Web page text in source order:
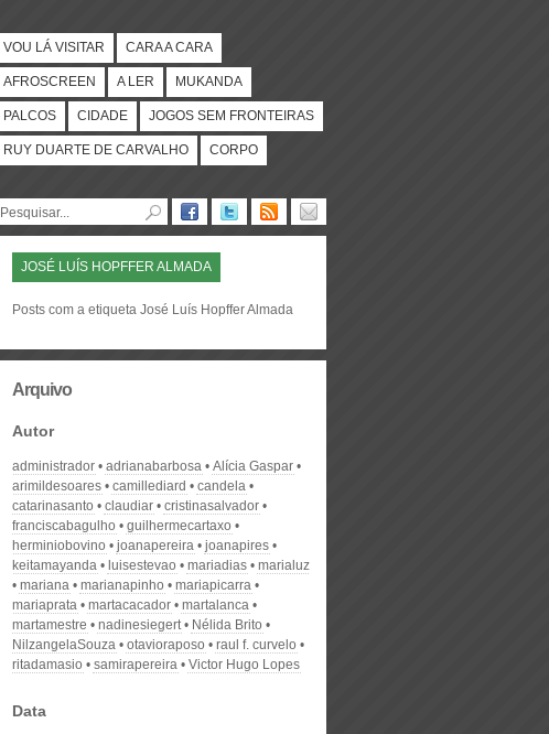
VOU LÁ VISITAR CARA A CARA
AFROSCREEN A LER MUKANDA
PALCOS CIDADE JOGOS SEM FRONTEIRAS
RUY DUARTE DE CARVALHO CORPO
JOSÉ LUÍS HOPFFER ALMADA
Posts com a etiqueta José Luís Hopffer Almada
Arquivo
Autor
administrador adrianabarbosa
Alícia Gaspar
arimildesoares
camillediard
candela
catarinasanto
claudiar
cristinasalvador
franciscabagulho
guilhermecartaxo
herminiobovino
joanapereira
joanapires
keitamayanda
luisestevao mariadias
marialuz
mariana
marianapinho
mariapicarra
mariaprata
martacacador
martalanca
martamestre
nadinesiegert
Nélida Brito
NilzangelaSouza
otavioraposo
raul f. curvelo
ritadamasio
samirapereira Victor Hugo Lopes
Data